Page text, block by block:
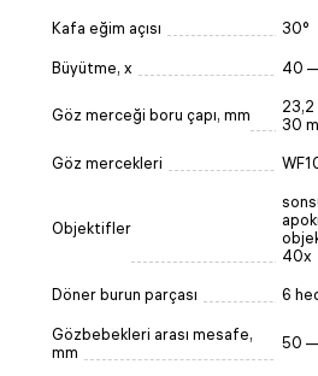
Kafa eğim açısı 30°
Büyütme, x 40
Göz merceği boru çapı, mm
23,2
30
Göz mercekleri
Objektifler
40x
Döner burun parçası 6
Gözbebekleri arası mesafe,
mm
50